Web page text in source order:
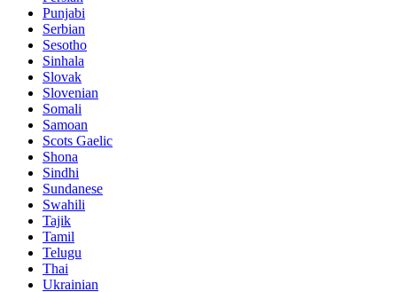
Punjabi
Serbian
Sesotho
Sinhala
Slovak
Slovenian
Somali
Samoan
Scots Gaelic
Shona
Sindhi
Sundanese
Swahili
Tajik
Tamil
Telugu
Thai
Ukrainian